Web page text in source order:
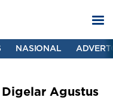
NASIONAL
Digelar Agustus